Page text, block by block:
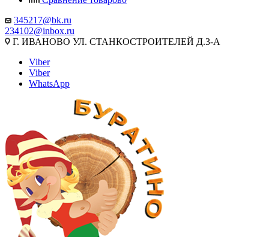
345217@bk.ru
234102@inbox.ru
Г. ИВАНОВО УЛ. СТАНКОСТРОИТЕЛЕЙ Д.3-А
Viber
Viber
WhatsApp